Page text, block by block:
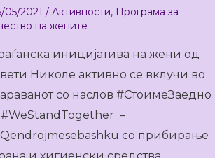
05/2021 / Активности, Програма за
на жените
иницијатива на жени од
Николе активно се вклучи во
со наслов #СтоимеЗаедно
#WeStandTogether –
со прибирање